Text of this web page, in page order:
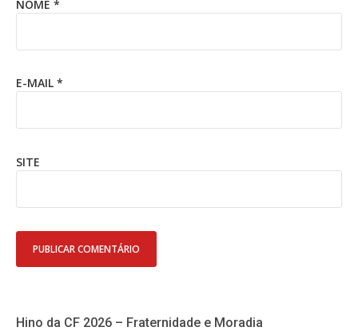
NOME *
E-MAIL *
SITE
Hino da CF 2026 – Fraternidade e Moradia